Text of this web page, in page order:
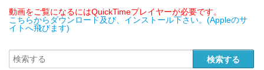
動画をご覧になるにはQuickTimeプレイヤーが必要です。
こちらからダウンロード及び、インストール下さい。(Appleのサ
イトへ飛びます)